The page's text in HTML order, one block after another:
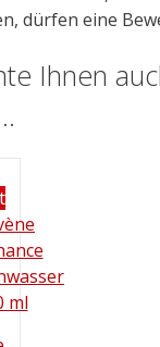
dürfen eine
Ihnen